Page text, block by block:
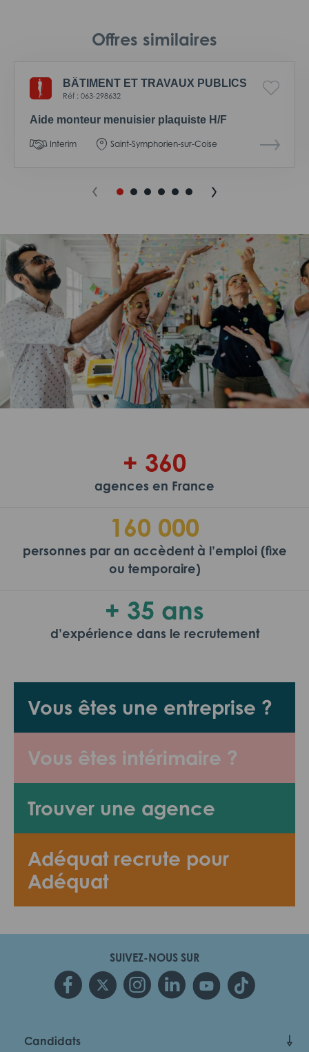
Offres similaires
BÂTIMENT ET TRAVAUX PUBLICS
Réf : 063-298632
Aide monteur menuisier plaquiste H/F
Interim Saint-Symphorien-sur-Coise
Vous êtes une entreprise ?
Vous êtes intérimaire ?
Trouver une agence
Adéquat recrute pour
Adéquat
+ 360
agences en France
160 000
personnes par an accèdent à l’emploi (fixe
ou temporaire)
+ 35 ans
d’expérience dans le recrutement
SUIVEZ-NOUS SUR
Candidats